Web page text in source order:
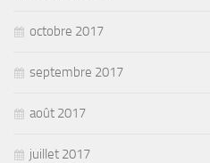
octobre 2017
septembre 2017
août 2017
juillet 2017